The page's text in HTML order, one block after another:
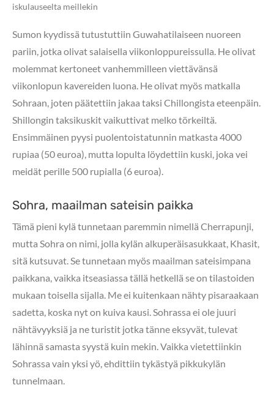
iskulauseelta meillekin
Sumon kyydissä tutustuttiin Guwahatilaiseen nuoreen
pariin, jotka olivat salaisella viikonloppureissulla. He olivat
molemmat kertoneet vanhemmilleen viettävänsä
viikonlopun kavereiden luona. He olivat myös matkalla
Sohraan, joten päätettiin jakaa taksi Chillongista eteenpäin.
Shillongin taksikuskit vaikuttivat melko törkeiltä.
Ensimmäinen pyysi puolentoistatunnin matkasta 4000
rupiaa (50 euroa), mutta lopulta löydettiin kuski, joka vei
meidät perille 500 rupialla (6 euroa).
Sohra, maailman sateisin paikka
Tämä pieni kylä tunnetaan paremmin nimellä Cherrapunji,
mutta Sohra on nimi, jolla kylän alkuperäisasukkaat, Khasit,
sitä kutsuvat. Se tunnetaan myös maailman sateisimpana
paikkana, vaikka itseasiassa tällä hetkellä se on tilastoiden
mukaan toisella sijalla. Me ei kuitenkaan nähty pisaraakaan
sadetta, koska nyt on kuiva kausi. Sohrassa ei ole juuri
nähtävyyksiä ja ne turistit jotka tänne eksyvät, tulevat
lähinnä samasta syystä kuin mekin. Vaikka vietettiinkin
Sohrassa vain yksi yö, ehdittiin tykästyä pikkukylän
tunnelmaan.